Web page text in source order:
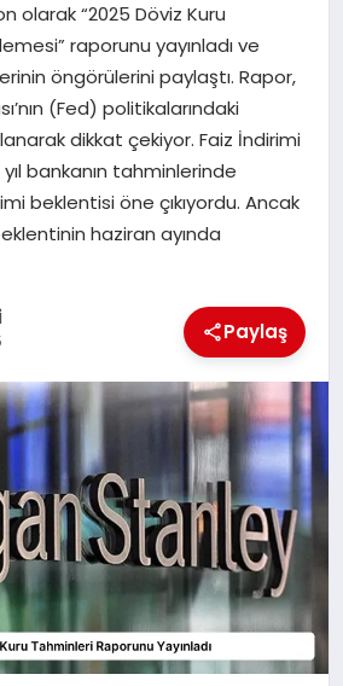
olarak “2025 Döviz Kuru
raporunu yayınladı ve
öngörülerini paylaştı. Rapor,
(Fed) politikalarındaki
dikkat çekiyor. Faiz İndirimi
bankanın tahminlerinde
beklentisi öne çıkıyordu. Ancak
haziran ayında
Paylaş